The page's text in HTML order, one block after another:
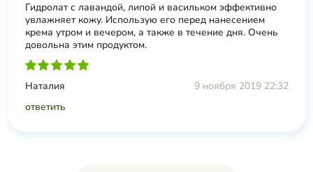
Гидролат с лавандой, липой и васильком эффективно
увлажняет кожу. Использую его перед нанесением
крема утром и вечером, а также в течение дня. Очень
довольна этим продуктом.
Наталия
9 ноября 2019 22:32
ответить